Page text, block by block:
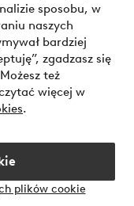
sposobu, w
naszych
bardziej
zgadzasz się
też
więcej w
.
plików cookie
lub podziel się
opcjach płatności